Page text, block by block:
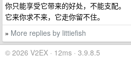
你只能享受它带来的好处，不能支配。
它来你求不来，它走你留不住。
» More replies by littiefish
© 2026 V2EX · 12ms · 3.9.8.5